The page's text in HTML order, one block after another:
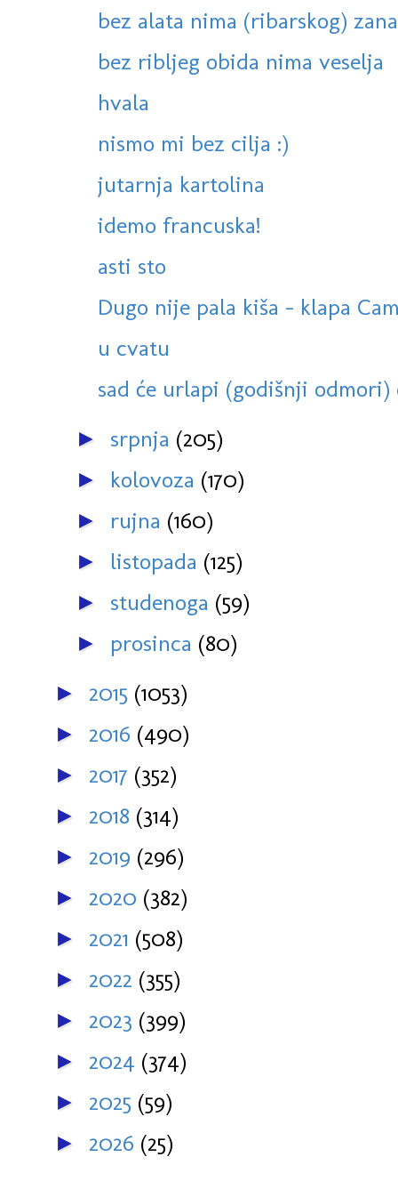
bez alata nima (ribarskog)
bez ribljeg obida nima veselja
hvala
nismo mi bez cilja :)
jutarnja kartolina
idemo francuska!
asti sto
Dugo nije pala kiša - klapa
u cvatu
sad će urlapi (godišnji odmori)
► srpnja (205)
► kolovoza (170)
► rujna (160)
► listopada (125)
► studenoga (59)
► prosinca (80)
► 2015 (1053)
► 2016 (490)
► 2017 (352)
► 2018 (314)
► 2019 (296)
► 2020 (382)
► 2021 (508)
► 2022 (355)
► 2023 (399)
► 2024 (374)
► 2025 (59)
► 2026 (25)